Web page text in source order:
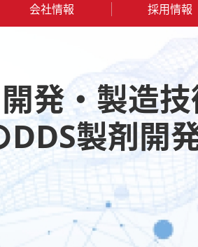
会社情報 採用情報
ご紹介 ～
発・製造技
製剤開